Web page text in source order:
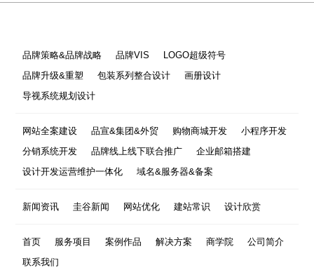
品牌策略&品牌战略 品牌VIS
LOGO超级符号
品牌升级&重塑
包装系列整合设计
画册设计
导视系统规划设计
网站全案建设 品宣&集团&外贸 购物商城开发
小程序开发
分销系统开发
品牌线上线下联合推广
企业邮箱搭建
设计开发运营维护一体化
域名&服务器&备案
新闻资讯 圭谷新闻 网站优化 建站常识 设计欣赏
首页 服务项目 案例作品 解决方案 商学院
公司简介
联系我们